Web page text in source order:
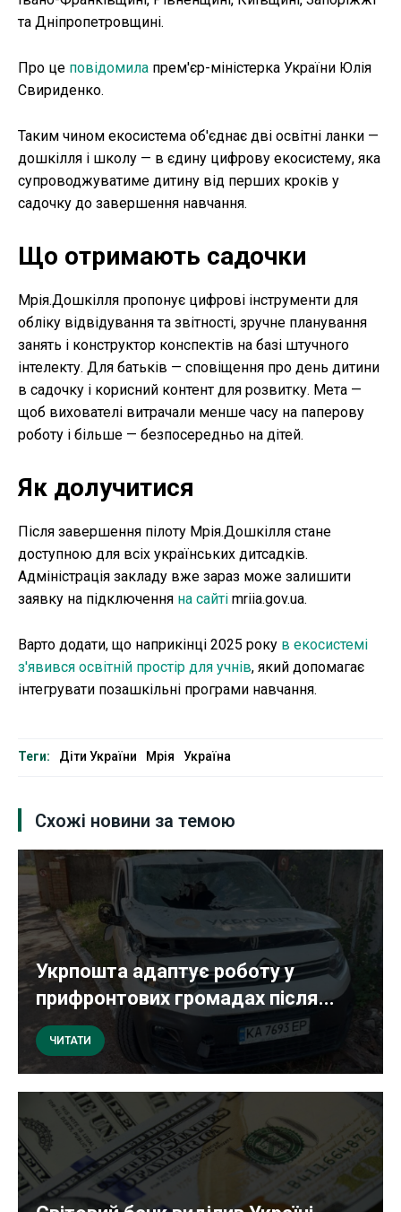
та Дніпропетровщині.
Про це повідомила прем'єр-міністерка України Юлія
Свириденко.
Таким чином екосистема об'єднає дві освітні ланки —
дошкілля і школу — в єдину цифрову екосистему, яка
супроводжуватиме дитину від перших кроків у
садочку до завершення навчання.
Що отримають садочки
Мрія.Дошкілля пропонує цифрові інструменти для
обліку відвідування та звітності, зручне планування
занять і конструктор конспектів на базі штучного
інтелекту. Для батьків — сповіщення про день дитини
в садочку і корисний контент для розвитку. Мета —
щоб вихователі витрачали менше часу на паперову
роботу і більше — безпосередньо на дітей.
Як долучитися
Після завершення пілоту Мрія.Дошкілля стане
доступною для всіх українських дитсадків.
Адміністрація закладу вже зараз може залишити
заявку на підключення на сайті mriia.gov.ua.
Варто додати, що наприкінці 2025 року в екосистемі
з'явився освітній простір для учнів, який допомагає
інтегрувати позашкільні програми навчання.
Теги: Діти України Мрія Україна
Схожі новини за темою
Укрпошта адаптує роботу у
прифронтових громадах після...
ЧИТАТИ